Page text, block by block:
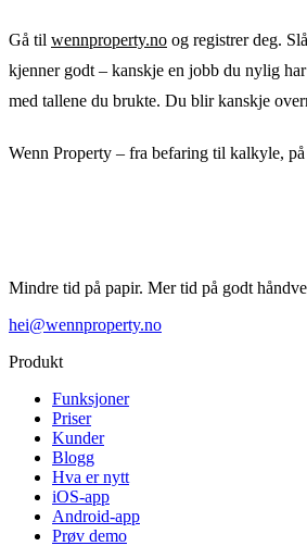
Gå til wennproperty.no og registrer deg.
kjenner godt – kanskje en jobb du nylig
med tallene du brukte. Du blir kanskje
Wenn Property – fra befaring til kalkyle,
Mindre tid på papir. Mer tid på godt
hei@wennproperty.no
Produkt
Funksjoner
Priser
Kunder
Blogg
Hva er nytt
iOS-app
Android-app
Prøv demo